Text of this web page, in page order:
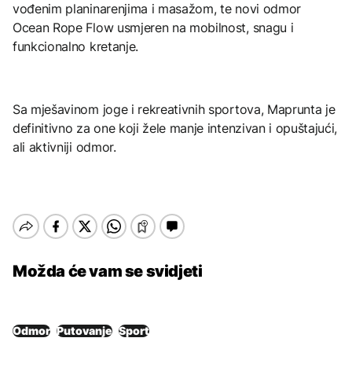
vođenim planinarenjima i masažom, te novi odmor
Ocean Rope Flow usmjeren na mobilnost, snagu i
funkcionalno kretanje.
Sa mješavinom joge i rekreativnih sportova, Maprunta je
definitivno za one koji žele manje intenzivan i opuštajući,
ali aktivniji odmor.
Možda će vam se svidjeti
Odmor Putovanje Sport